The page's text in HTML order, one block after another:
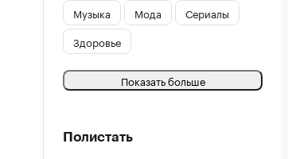
Музыка
Мода
Сериалы
Здоровье
Показать больше
Полистать